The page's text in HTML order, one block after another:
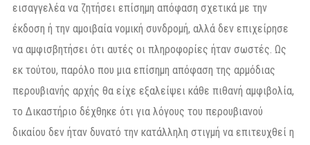
εισαγγελέα να ζητήσει επίσημη απόφαση σχετικά με την
έκδοση ή την αμοιβαία νομική συνδρομή, αλλά δεν επιχείρησε
να αμφισβητήσει ότι αυτές οι πληροφορίες ήταν σωστές. Ως
εκ τούτου, παρόλο που μια επίσημη απόφαση της αρμόδιας
περουβιανής αρχής θα είχε εξαλείψει κάθε πιθανή αμφιβολία,
το Δικαστήριο δέχθηκε ότι για λόγους του περουβιανού
δικαίου δεν ήταν δυνατό την κατάλληλη στιγμή να επιτευχθεί η